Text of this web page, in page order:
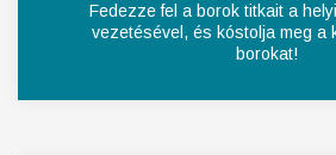
Fedezze fel a borok titkait a
vezetésével, és kóstolja meg a
borokat!